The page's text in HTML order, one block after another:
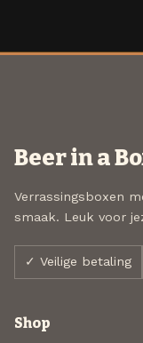
Beer in a
Verrassingsboxen
smaak. Leuk voor
✓ Veilige betaling
Shop